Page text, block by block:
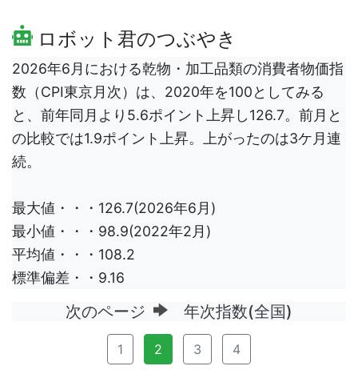
ロボット君のつぶやき
2026年6月における乾物・加工品類の消費者物価指
数（CPI東京月次）は、2020年を100としてみる
と、前年同月より5.6ポイント上昇し126.7。前月と
の比較では1.9ポイント上昇。上がったのは3ケ月連
続。
最大値・・・126.7(2026年6月)
最小値・・・98.9(2022年2月)
平均値・・・108.2
標準偏差・・9.16
次のページ 年次指数(全国)
1 2 3 4